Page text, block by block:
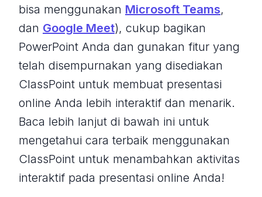
bisa menggunakan Microsoft Teams,
dan Google Meet), cukup bagikan
PowerPoint Anda dan gunakan fitur yang
telah disempurnakan yang disediakan
ClassPoint untuk membuat presentasi
online Anda lebih interaktif dan menarik.
Baca lebih lanjut di bawah ini untuk
mengetahui cara terbaik menggunakan
ClassPoint untuk menambahkan aktivitas
interaktif pada presentasi online Anda!